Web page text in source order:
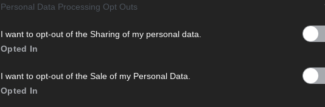
Personal Data Processing Opt Outs
I want to opt-out of the Sharing of my personal data.
Opted In
I want to opt-out of the Sale of my Personal Data.
Opted In